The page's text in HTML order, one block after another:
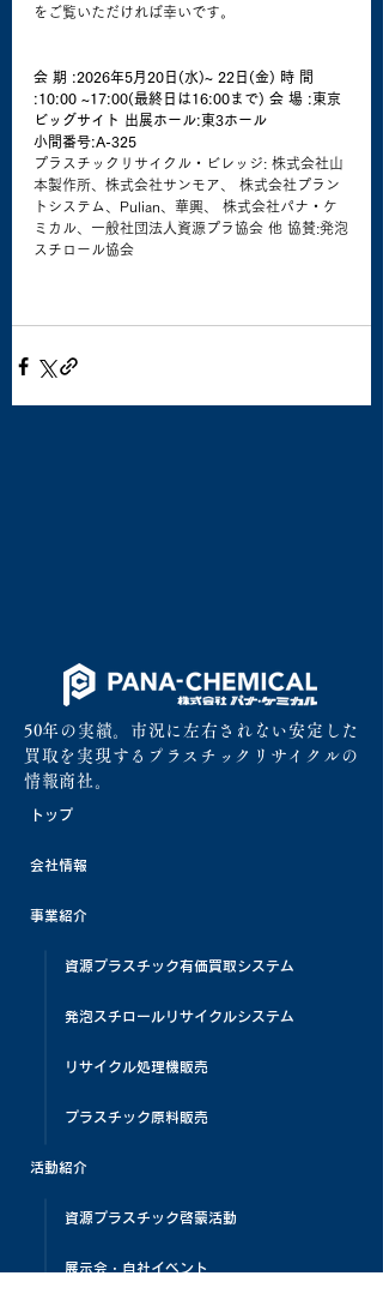
をご覧いただければ幸いです。
会 期 :2026年5月20日(水)~ 22日(金) 時 間
:10:00 ~17:00(最終日は16:00まで) 会 場 :東京
ビッグサイト 出展ホール:東3ホール
小間番号:A-325
プラスチックリサイクル・ビレッジ: 株式会社山
本製作所、株式会社サンモア、 株式会社プラン
トシステム、Pulian、華興、 株式会社パナ・ケ
ミカル、一般社団法人資源プラ協会 他 協賛:発泡
スチロール協会
50年の実績。市況に左右されない安定した
買取を実現するプラスチックリサイクルの
情報商社。
トップ
会社情報
事業紹介
資源プラスチック有価買取システム
発泡スチロールリサイクルシステム
リサイクル処理機販売
プラスチック原料販売
活動紹介
資源プラスチック啓蒙活動
展示会・自社イベント